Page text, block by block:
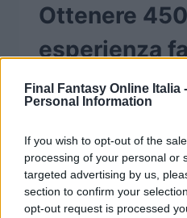
Final Fantasy Online Italia -
Personal Information
If you wish to opt-out of the
processing of your personal or
targeted advertising by us,
section to confirm your
opt-out request is processed
Ottenere
esperienza
DiJgor Masera 27
quest “La spasimante
ottiene all’interno
“Ragazza Senza
quindi una battaglia